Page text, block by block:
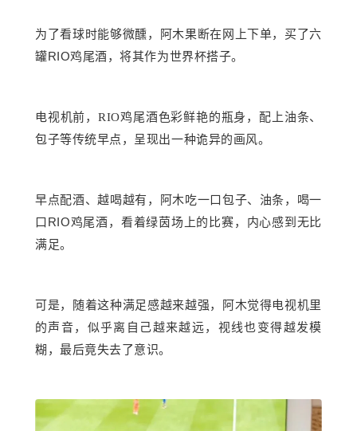
为了看球时能够微醺，阿木果断在网上下单，买了六
罐RIO鸡尾酒，将其作为世界杯搭子。
电视机前，RIO鸡尾酒色彩鲜艳的瓶身，配上油条、
包子等传统早点，呈现出一种诡异的画风。
早点配酒、越喝越有，阿木吃一口包子、油条，喝一
口 RIO鸡尾酒，看着绿茵场上的比赛，内心感到无比
满足。
可是，随着这种满足感越来越强，阿木觉得电视机里
的声音，似乎离自己越来越远，视线也变得越发模
糊，最后竟失去了意识。